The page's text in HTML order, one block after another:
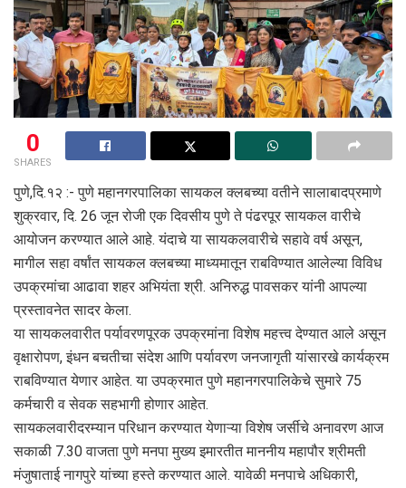
0
SHARES
पुणे,दि.१२ :- पुणे महानगरपालिका सायकल क्लबच्या वतीने सालाबादप्रमाणे
शुक्रवार, दि. 26 जून रोजी एक दिवसीय पुणे ते पंढरपूर सायकल वारीचे
आयोजन करण्यात आले आहे. यंदाचे या सायकलवारीचे सहावे वर्ष असून,
मागील सहा वर्षांत सायकल क्लबच्या माध्यमातून राबविण्यात आलेल्या विविध
उपक्रमांचा आढावा शहर अभियंता श्री. अनिरुद्ध पावसकर यांनी आपल्या
प्रस्तावनेत सादर केला.
या सायकलवारीत पर्यावरणपूरक उपक्रमांना विशेष महत्त्व देण्यात आले असून
वृक्षारोपण, इंधन बचतीचा संदेश आणि पर्यावरण जनजागृती यांसारखे कार्यक्रम
राबविण्यात येणार आहेत. या उपक्रमात पुणे महानगरपालिकेचे सुमारे 75
कर्मचारी व सेवक सहभागी होणार आहेत.
सायकलवारीदरम्यान परिधान करण्यात येणाऱ्या विशेष जर्सीचे अनावरण आज
सकाळी 7.30 वाजता पुणे मनपा मुख्य इमारतीत माननीय महापौर श्रीमती
मंजुषाताई नागपुरे यांच्या हस्ते करण्यात आले. यावेळी मनपाचे अधिकारी,